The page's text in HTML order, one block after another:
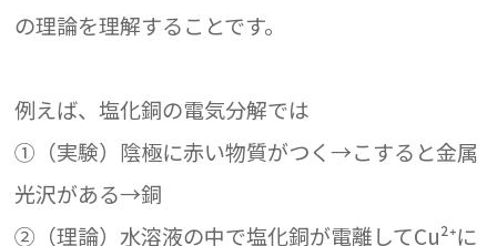
の理論を理解することです。
例えば、塩化銅の電気分解では
①（実験）陰極に赤い物質がつく→こすると金属
光沢がある→銅
②（理論）水溶液の中で塩化銅が電離してCu²⁺に